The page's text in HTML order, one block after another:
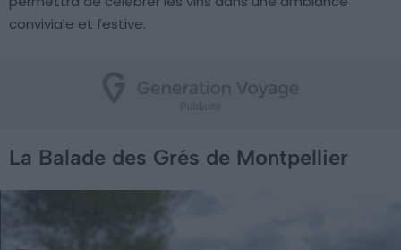
conviviale et festive.
La Balade des Grés de Montpellier